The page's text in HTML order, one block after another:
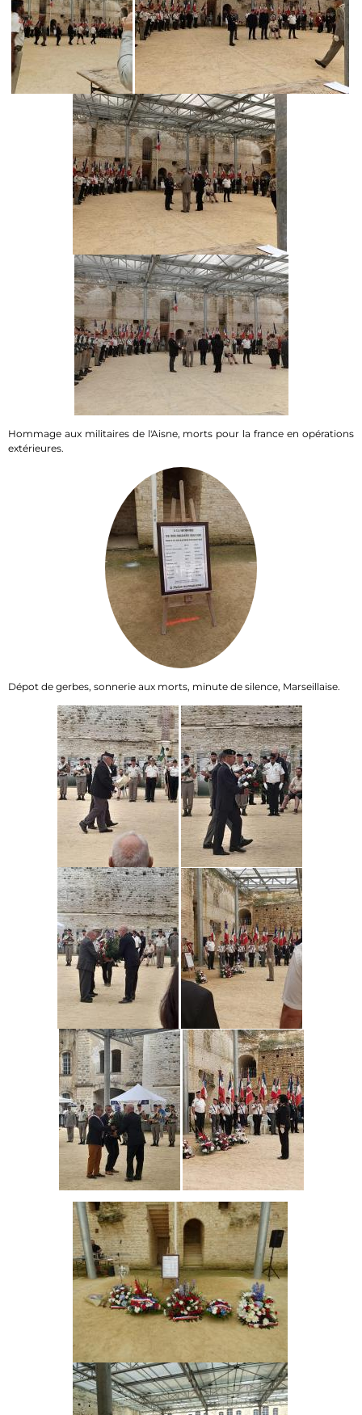
Hommage aux militaires de l'Aisne, morts pour la france en opérations
extérieures.
Dépot de gerbes, sonnerie aux morts, minute de silence, Marseillaise.